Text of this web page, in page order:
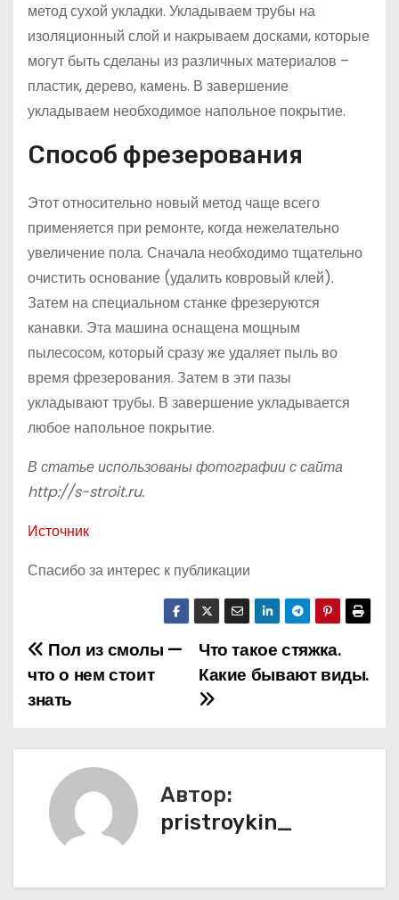
метод сухой укладки. Укладываем трубы на
изоляционный слой и накрываем досками, которые
могут быть сделаны из различных материалов –
пластик, дерево, камень. В завершение
укладываем необходимое напольное покрытие.
Способ фрезерования
Этот относительно новый метод чаще всего
применяется при ремонте, когда нежелательно
увеличение пола. Сначала необходимо тщательно
очистить основание (удалить ковровый клей).
Затем на специальном станке фрезеруются
канавки. Эта машина оснащена мощным
пылесосом, который сразу же удаляет пыль во
время фрезерования. Затем в эти пазы
укладывают трубы. В завершение укладывается
любое напольное покрытие.
В статье использованы фотографии с сайта
http://s-stroit.ru.
Источник
Спасибо за интерес к публикации
Н
а
ц
Что такое стяжка.
Какие бывают виды.
Пол из смолы —
что о нем стоит
знать
Автор:
pristroykin_